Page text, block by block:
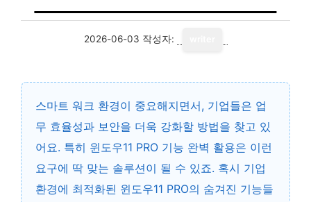
2026-06-03 작성자:
스마트 워크 환경이 중요해지면서, 기업들은 업
무 효율성과 보안을 더욱 강화할 방법을 찾고 있
어요. 특히 윈도우11 PRO 기능 완벽 활용은 이런
요구에 딱 맞는 솔루션이 될 수 있죠. 혹시 기업
환경에 최적화된 윈도우11 PRO의 숨겨진 기능들